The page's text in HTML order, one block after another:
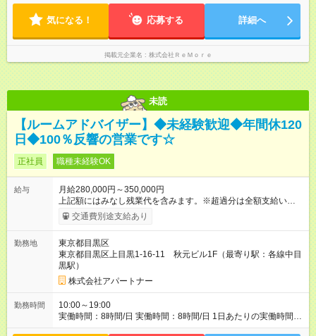
す！
気になる！ 応募する 詳細へ
掲載元企業名 株式会社ＲｅＭｏｒｅ
未読
【ルームアドバイザー】◆未経験歓迎◆年間休120
日◆100％反響の営業です☆
正社員 職種未経験OK
給与
月給280,000円～350,000円
上記額にはみなし残業代を含みます。※超過分は全額支給いたし
ます。 みなし残業代 20,054円 以上／月 みなし残業時間 10時間
／月 入社祝金10万円支給いたします！(試用期間終了時) 上記額
※超過分は全額支給します ※試用期間は3ヶ月で、雇用条件に変
更はありません。 【試用期間】試用期間あり 試用期間の長さ：
3ヶ月 雇用形態、給与は本採用時と同じです。
交通費別途支給あり
勤務地
東京都目黒区
東京都目黒区上目黒1-16-11 秋元ビル1F（最寄り駅：各線中目
黒駅）
株式会社アパートナー
勤務時間
10:00～19:00
実働時間：8時間/日 実働時間：8時間/日 1日あたりの実働時間：
8時間